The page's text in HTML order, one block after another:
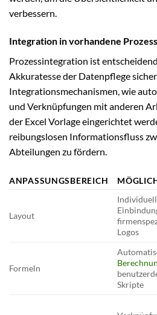
verbessern.
Integration in vorhandene
Prozessintegration ist
Akkuratesse der Datenpflege
Integrationsmechanismen, wie
und Verknüpfungen mit anderen
der Excel Vorlage eingerichtet
reibungslosen Informationsfluss
Abteilungen zu fördern.
ANPASSUNGSBEREICH
Layout
Logos
Formeln
Skripte